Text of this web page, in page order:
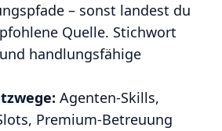
– sonst landest du
Quelle. Stichwort
und handlungsfähige
Agenten‑Skills,
Premium‑Betreuung